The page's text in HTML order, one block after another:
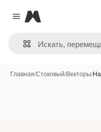
Close menu
Magnific
Главная/Стоковый/Векторы/